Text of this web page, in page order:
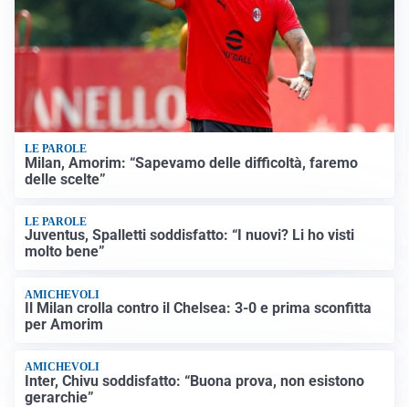
LE PAROLE
Milan, Amorim: “Sapevamo delle difficoltà, faremo
delle scelte”
LE PAROLE
Juventus, Spalletti soddisfatto: “I nuovi? Li ho visti
molto bene”
AMICHEVOLI
Il Milan crolla contro il Chelsea: 3-0 e prima sconfitta
per Amorim
AMICHEVOLI
Inter, Chivu soddisfatto: “Buona prova, non esistono
gerarchie”